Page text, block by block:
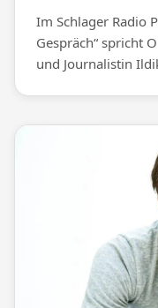
Im Schlager Radio
Gespräch“ spricht
und Journalistin